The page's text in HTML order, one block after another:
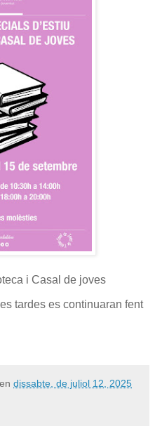
i Casal de joves
tardes es continuaran fent
en dissabte, de juliol 12, 2025